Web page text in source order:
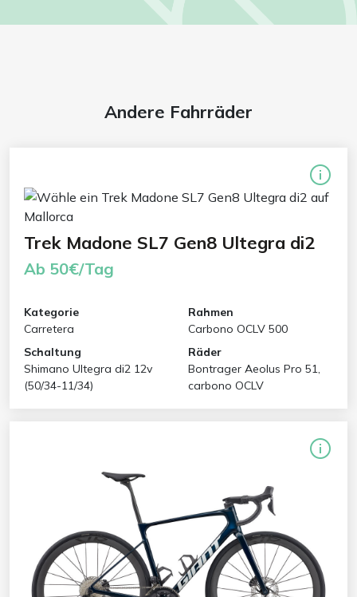
Andere Fahrräder
Trek Madone SL7 Gen8 Ultegra di2
Ab 50€/Tag
Kategorie
Carretera
Rahmen
Carbono OCLV 500
Schaltung
Shimano Ultegra di2 12v
(50/34-11/34)
Räder
Bontrager Aeolus Pro 51,
carbono OCLV